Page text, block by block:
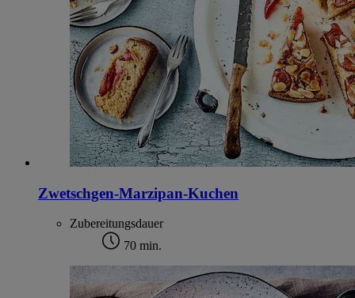
Zwetschgen-Marzipan-Kuchen
Zubereitungsdauer
70 min.